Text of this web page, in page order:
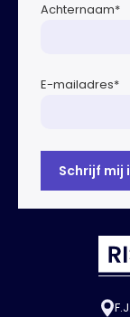
Achternaam*
E-mailadres*